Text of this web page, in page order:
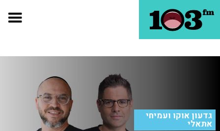
גדעון אוקו ועמיחי
אתאלי